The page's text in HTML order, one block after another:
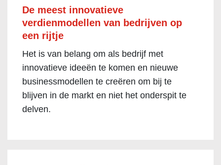
De meest innovatieve
verdienmodellen van bedrijven op
een rijtje
Het is van belang om als bedrijf met
innovatieve ideeën te komen en nieuwe
businessmodellen te creëren om bij te
blijven in de markt en niet het onderspit te
delven.